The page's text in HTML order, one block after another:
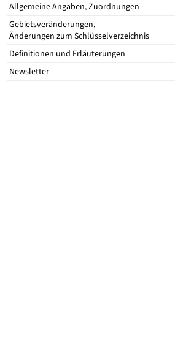
Allgemeine Angaben, Zuordnungen
Gebietsveränderungen,
Änderungen zum Schlüsselverzeichnis
Definitionen und Erläuterungen
Newsletter